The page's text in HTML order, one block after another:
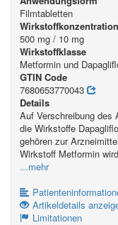
Filmtabletten
Wirkstoffkonzentration
500 mg / 10 mg
Wirkstoffklasse
Metformin und
GTIN Code
7680653770043
Details
Auf Verschreibung des
die Wirkstoffe
gehören zur
Wirkstoff Metformin
...mehr
Artikeldetails
Limitationen